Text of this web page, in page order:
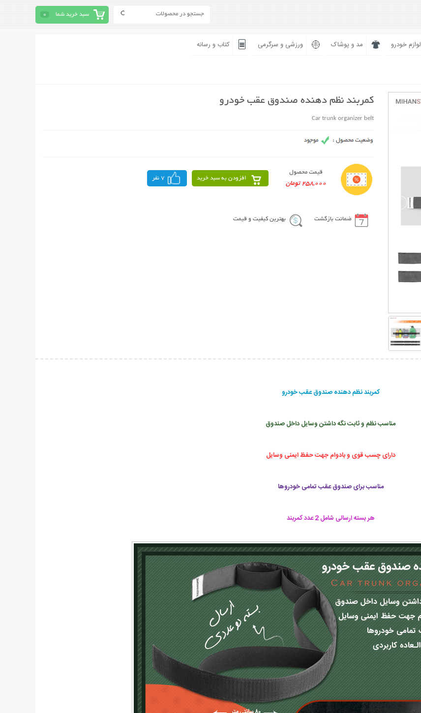
سبد خرید شما 0
لوازم خودرو مد و پوشاک ورزشی و سرگرمی کتاب و رسانه
کمربند نظم دهنده صندوق عقب خودرو
Car trunk organizer belt
قیمت محصول
258,000 تومان
افزودن به سبد خرید 7 نفر
ضمانت بازگشت بهترین کیفیت و قیمت
کمربند نظم دهنده صندوق عقب خودرو
مناسب نظم و ثابت نگه داشتن وسایل داخل صندوق
دارای چسب قوی و بادوام جهت حفظ ایمنی وسایل
مناسب برای صندوق عقب تمامی خودروها
هر بسته ارسالی شامل 2 عدد کمربند